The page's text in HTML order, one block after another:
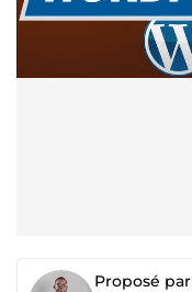
Proposé par